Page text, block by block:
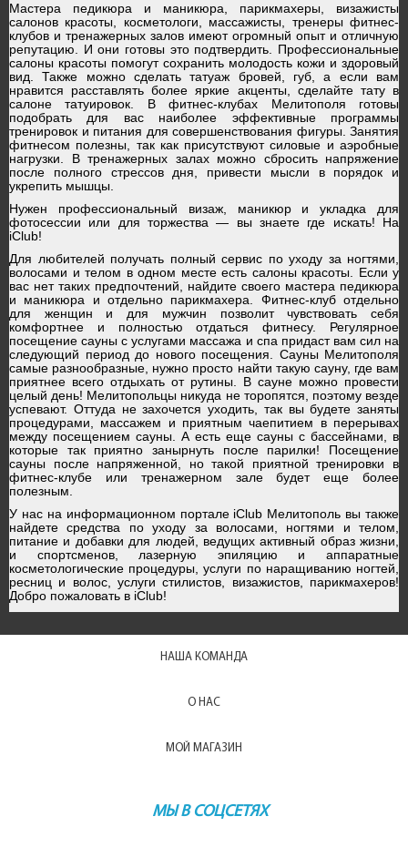
Мастера педикюра и маникюра, парикмахеры, визажисты
салонов красоты, косметологи, массажисты, тренеры фитнес-
клубов и тренажерных залов имеют огромный опыт и отличную
репутацию. И они готовы это подтвердить. Профессиональные
салоны красоты помогут сохранить молодость кожи и здоровый
вид. Также можно сделать татуаж бровей, губ, а если вам
нравится расставлять более яркие акценты, сделайте тату в
салоне татуировок. В фитнес-клубах Мелитополя готовы
подобрать для вас наиболее эффективные программы
тренировок и питания для совершенствования фигуры. Занятия
фитнесом полезны, так как присутствуют силовые и аэробные
нагрузки. В тренажерных залах можно сбросить напряжение
после полного стрессов дня, привести мысли в порядок и
укрепить мышцы.
Нужен профессиональный визаж, маникюр и укладка для
фотосессии или для торжества — вы знаете где искать! На
iClub!
Для любителей получать полный сервис по уходу за ногтями,
волосами и телом в одном месте есть салоны красоты. Если у
вас нет таких предпочтений, найдите своего мастера педикюра
и маникюра и отдельно парикмахера. Фитнес-клуб отдельно
для женщин и для мужчин позволит чувствовать себя
комфортнее и полностью отдаться фитнесу. Регулярное
посещение сауны с услугами массажа и спа придаст вам сил на
следующий период до нового посещения. Сауны Мелитополя
самые разнообразные, нужно просто найти такую сауну, где вам
приятнее всего отдыхать от рутины. В сауне можно провести
целый день! Мелитопольцы никуда не торопятся, поэтому везде
успевают. Оттуда не захочется уходить, так вы будете заняты
процедурами, массажем и приятным чаепитием в перерывах
между посещением сауны. А есть еще сауны с бассейнами, в
которые так приятно занырнуть после парилки! Посещение
сауны после напряженной, но такой приятной тренировки в
фитнес-клубе или тренажерном зале будет еще более
полезным.
У нас на информационном портале iClub Мелитополь вы также
найдете средства по уходу за волосами, ногтями и телом,
питание и добавки для людей, ведущих активный образ жизни,
и спортсменов, лазерную эпиляцию и аппаратные
косметологические процедуры, услуги по наращиванию ногтей,
ресниц и волос, услуги стилистов, визажистов, парикмахеров!
Добро пожаловать в iClub!
НАША КОМАНДА
О НАС
МОЙ МАГАЗИН
МЫ В СОЦСЕТЯХ